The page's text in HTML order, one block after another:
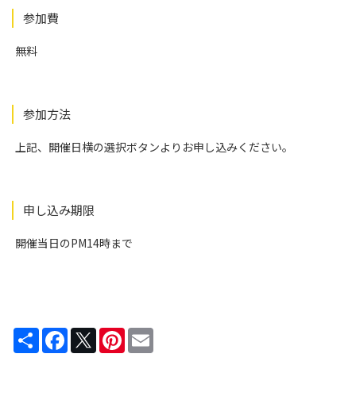
参加費
無料
参加方法
上記、開催日横の選択ボタンよりお申し込みください。
申し込み期限
開催当日のPM14時まで
Share FacebookTwitterPinterest